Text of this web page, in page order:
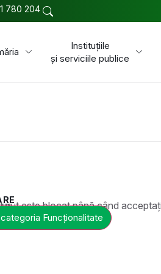
780 204
Instituțiile
și serviciile publice
de cookie-uri.
Funcționalitate